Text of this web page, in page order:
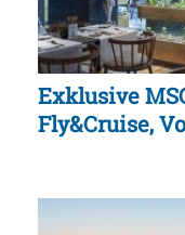
Exklusive
Fly&Cruise,